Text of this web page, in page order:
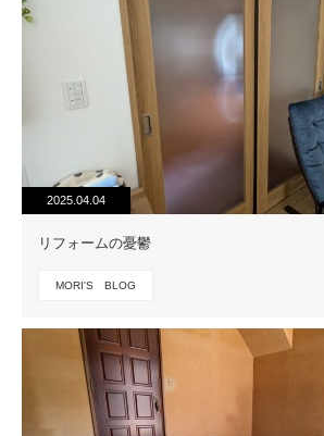
2025.04.04
リフォームの憂鬱
MORI'S BLOG